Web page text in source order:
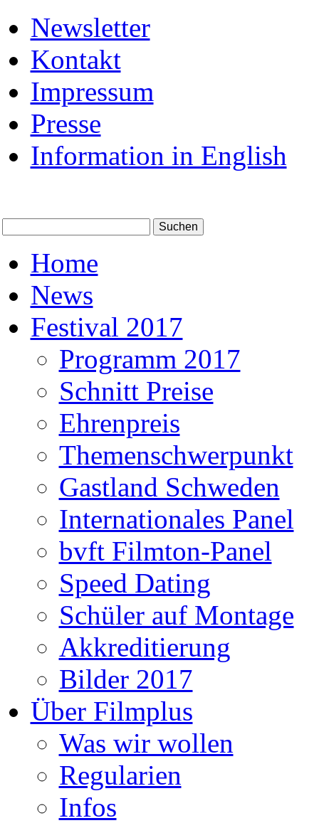
Newsletter
Kontakt
Impressum
Presse
Information in English
Home
News
Festival 2017
Programm 2017
Schnitt Preise
Ehrenpreis
Themenschwerpunkt
Gastland Schweden
Internationales Panel
bvft Filmton-Panel
Speed Dating
Schüler auf Montage
Akkreditierung
Bilder 2017
Über Filmplus
Was wir wollen
Regularien
Infos